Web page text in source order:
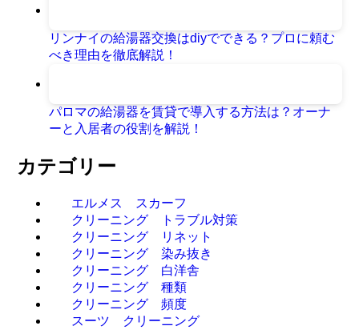
リンナイの給湯器交換はdiyでできる？プロに頼む
べき理由を徹底解説！
パロマの給湯器を賃貸で導入する方法は？オーナ
ーと入居者の役割を解説！
カテゴリー
エルメス スカーフ
クリーニング トラブル対策
クリーニング リネット
クリーニング 染み抜き
クリーニング 白洋舎
クリーニング 種類
クリーニング 頻度
スーツ クリーニング